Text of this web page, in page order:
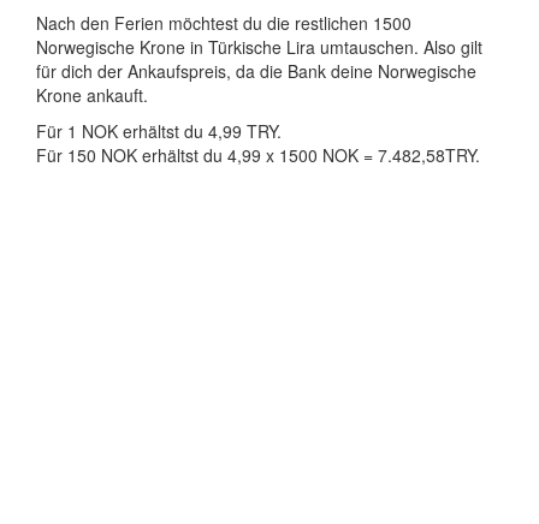
Nach den Ferien möchtest du die restlichen 1500
Norwegische Krone in Türkische Lira umtauschen. Also gilt
für dich der Ankaufspreis, da die Bank deine Norwegische
Krone ankauft.
Für 1 NOK erhältst du 4,99 TRY.
Für 150 NOK erhältst du 4,99 x 1500 NOK = 7.482,58TRY.